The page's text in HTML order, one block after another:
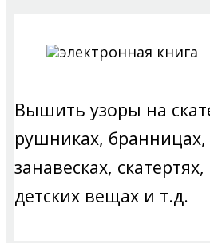
Вышить узоры на
рушниках,
занавесках, скатертях,
детских вещах и т.д.